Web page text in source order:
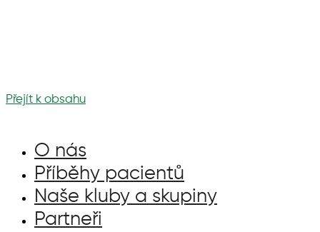
Přejít k obsahu
O nás
Příběhy pacientů
Naše kluby a skupiny
Partneři